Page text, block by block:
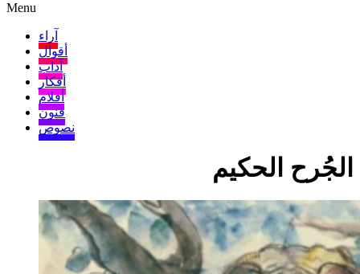
Menu
آراء
أقوال
آداب
أفكار
أفلام
فنون
نصوص
الجُرح الحكيم